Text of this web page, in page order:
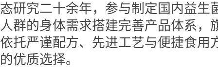
态研究二十余年，参与制定国内益生
人群的身体需求搭建完善产品体系，
依托严谨配方、先进工艺与便捷食用
的优质选择。